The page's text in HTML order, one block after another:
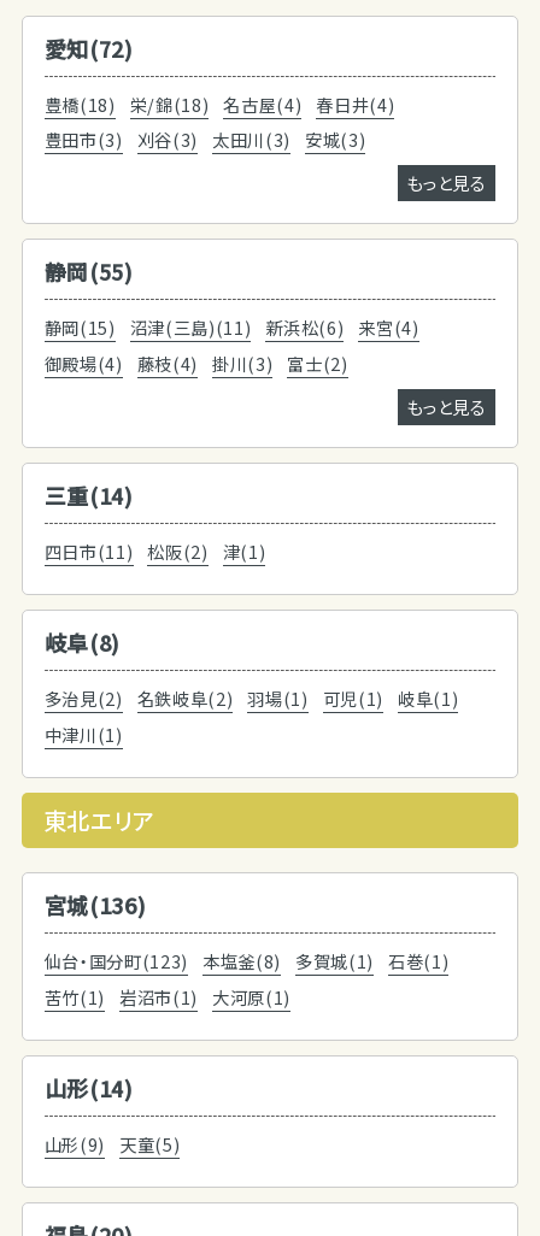
愛知(72)
豊橋(18) 栄/錦(18) 名古屋(4)
春日井(4)
豊田市(3)
刈谷(3) 太田川(3)
安城(3)
もっと見る
静岡(55)
静岡(15) 沼津(三島)(11) 新浜松(6)
来宮(4)
御殿場(4)
藤枝(4) 掛川(3)
富士(2)
もっと見る
三重(14)
四日市(11) 松阪(2) 津(1)
岐阜(8)
多治見(2) 名鉄岐阜(2) 羽場(1) 可児(1)
岐阜(1)
中津川(1)
東北エリア
宮城(136)
仙台・国分町(123) 本塩釜(8) 多賀城(1)
石巻(1)
苦竹(1)
岩沼市(1) 大河原(1)
山形(14)
山形(9) 天童(5)